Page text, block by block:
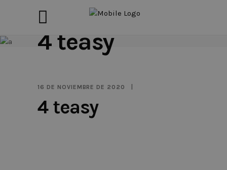
4 teasy
16 DE NOVIEMBRE DE 2020
4 teasy